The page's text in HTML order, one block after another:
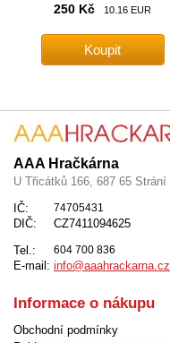
250 Kč 10.16 EUR
AAA Hračkárna
U Třicátků 166, 687 65 Strání
IČ:
74705431
DIČ:
CZ7411094625
Tel.:
604 700 836
E-mail: info@aaahrackarna.cz
Informace o nákupu
Obchodní podmínky